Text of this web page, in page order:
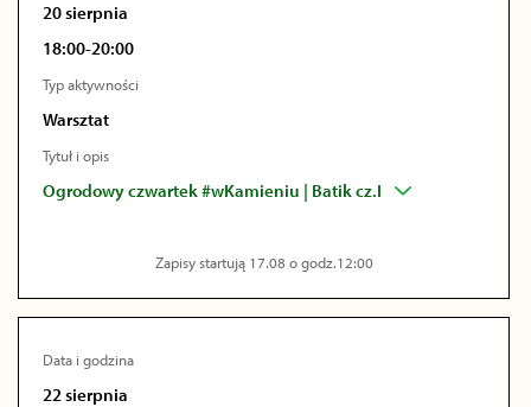
20 sierpnia
18:00-20:00
Typ aktywności
Warsztat
Tytuł i opis
Ogrodowy czwartek #wKamieniu | Batik cz.I
Zapisy startują 17.08 o godz.12:00
Data i godzina
22 sierpnia